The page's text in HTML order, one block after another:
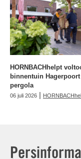
HORNBACHhelpt
binnentuin
pergola
06 juli 2026 |